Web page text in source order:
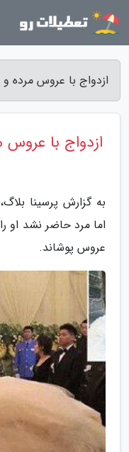
ازدواج با عروس مرده
ازدواج با عروس
به گزارش پرسینا
اما مرد حاضر نشد او
عروس پوشاند.